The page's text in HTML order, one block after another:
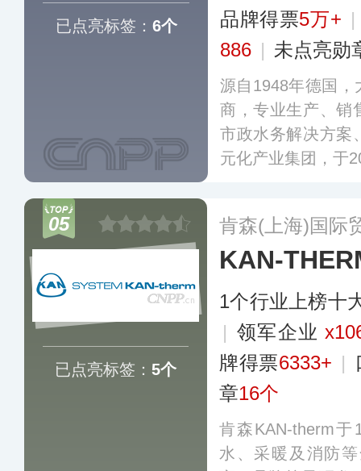
已点亮标签： 6个
品牌得票5万+ |
886 | 未点亮勋
源自1948年德国，
商，专业生产、销
市政水务解决方案
元化产业集团，于
基地及上百个服务
球同行业前列。更
05
已点亮标签： 5个
肯森(上海)国际
KAN-
1个行业上榜十
| 领军企业
牌得票6333+ |
章16个
肯森KAN-therm
水、采暖及消防